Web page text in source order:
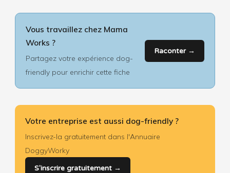
Vous travaillez chez Mama
Works ?
Partagez votre expérience dog-
friendly pour enrichir cette fiche
Raconter →
Votre entreprise est aussi dog-friendly ?
Inscrivez-la gratuitement dans l'Annuaire
DoggyWorky
S'inscrire gratuitement →